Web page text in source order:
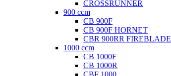
CROSSRUNNER
900 ccm
CB 900F
CB 900F HORNET
CBR 900RR FIREBLADE
1000 ccm
CB 1000F
CB 1000R
CBF 1000